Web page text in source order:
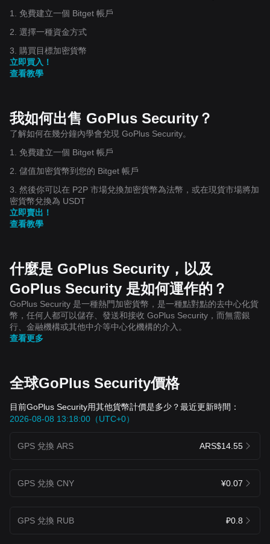
1. 免費建立一個 Bitget 帳戶
2. 選擇一種資金方式
3. 購買目標加密貨幣
立即買入！
查看教學
我如何出售 GoPlus Security？
了解如何在幾分鐘內學會兌現 GoPlus Security。
1. 免費建立一個 Bitget 帳戶
2. 儲值加密貨幣到您的 Bitget 帳戶
3. 然後你可以在 P2P 市場兌換加密貨幣為法幣，或在現貨市場將加
密貨幣兌換為 USDT
立即賣出！
查看教學
什麼是 GoPlus Security，以及
GoPlus Security 是如何運作的？
GoPlus Security 是一種熱門加密貨幣，是一種點對點的去中心化貨
幣，任何人都可以儲存、發送和接收 GoPlus Security，而無需銀
行、金融機構或其他中介等中心化機構的介入。
查看更多
全球GoPlus Security價格
目前GoPlus Security用其他貨幣計價是多少？最近更新時間：
2026-08-08 13:18:00（UTC+0）
GPS 兌換 ARS ARS$14.55
GPS 兌換 CNY ¥0.07
GPS 兌換 RUB ₽0.8